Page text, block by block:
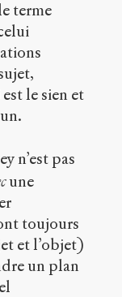
terme
le sien et
n’est pas
une
toujours
et l’objet)
un plan